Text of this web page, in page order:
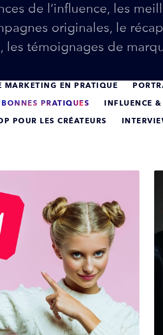
de l’influence, les
originales, le
les témoignages de
MARKETING EN PRATIQUE
BONNES PRATIQUES INFLUENCE
POUR LES CRÉATEURS